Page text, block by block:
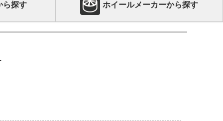
ら探す ホイールメーカーから探す